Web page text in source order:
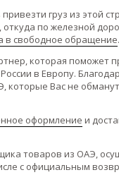
груз из этой
по железной
в свободное обращение.
которая поможет
в Европу.
которые Вас не
оформление и
товаров из ОАЭ,
с официальным